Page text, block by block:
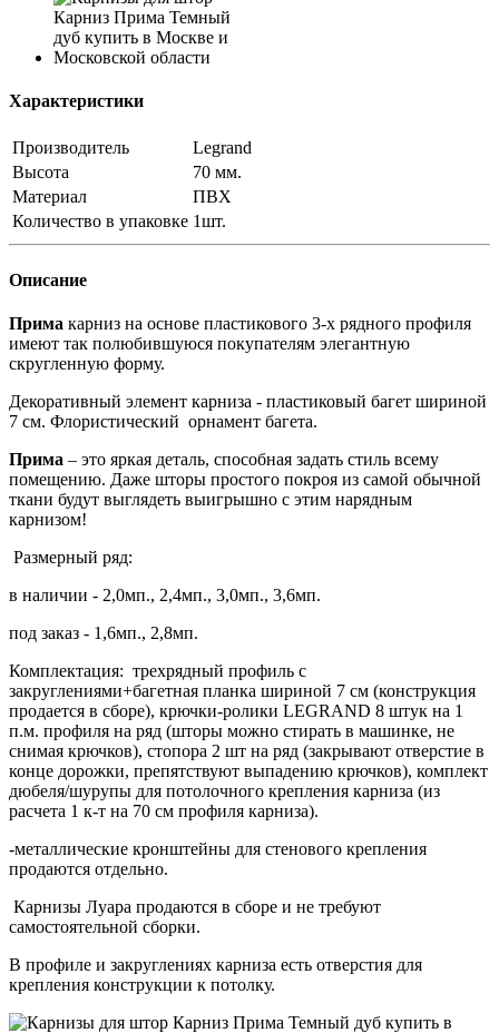
Характеристики
Производитель
Legrand
Высота
70 мм.
Материал
ПВХ
Количество в упаковке 1шт.
Описание
Прима карниз на основе пластикового 3-х рядного профиля
имеют так полюбившуюся покупателям элегантную
скругленную форму.
Декоративный элемент карниза - пластиковый багет шириной
7 см. Флористический орнамент багета.
Прима ‒ это яркая деталь, способная задать стиль всему
помещению. Даже шторы простого покроя из самой обычной
ткани будут выглядеть выигрышно с этим нарядным
карнизом!
Размерный ряд:
в наличии - 2,0мп., 2,4мп., 3,0мп., 3,6мп.
под заказ - 1,6мп., 2,8мп.
Комплектация: трехрядный профиль с
закруглениями+багетная планка шириной 7 см (конструкция
продается в сборе), крючки-ролики LEGRAND 8 штук на 1
п.м. профиля на ряд (шторы можно стирать в машинке, не
снимая крючков), стопора 2 шт на ряд (закрывают отверстие в
конце дорожки, препятствуют выпадению крючков), комплект
дюбеля/шурупы для потолочного крепления карниза (из
расчета 1 к-т на 70 см профиля карниза).
-металлические кронштейны для стенового крепления
продаются отдельно.
Карнизы Луара продаются в сборе и не требуют
самостоятельной сборки.
В профиле и закруглениях карниза есть отверстия для
крепления конструкции к потолку.